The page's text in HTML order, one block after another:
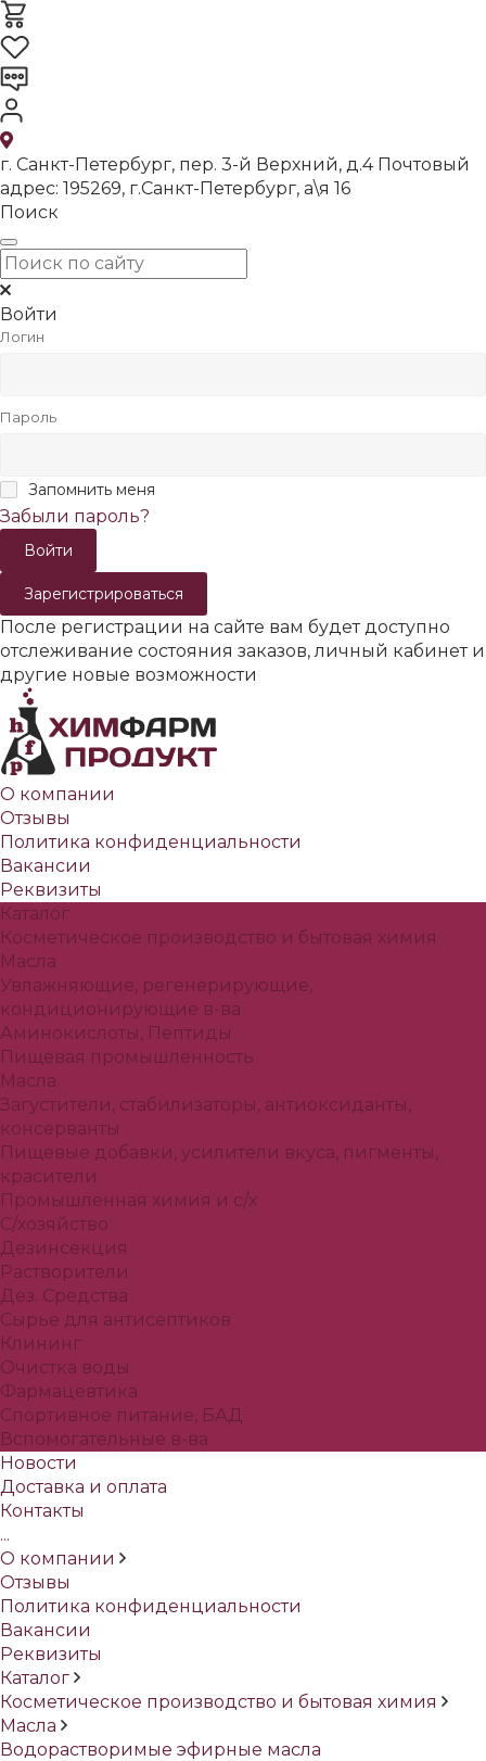
г. Санкт-Петербург, пер. 3-й Верхний, д.4 Почтовый
адрес: 195269, г.Санкт-Петербург, а\я 16
Поиск
Войти
Логин
Пароль
Запомнить меня
Забыли пароль?
Зарегистрироваться
После регистрации на сайте вам будет доступно
отслеживание состояния заказов, личный кабинет и
другие новые возможности
О компании
Отзывы
Политика конфиденциальности
Вакансии
Реквизиты
Каталог
Косметическое производство и бытовая химия
Масла
Увлажняющие, регенерирующие,
кондиционирующие в-ва
Аминокислоты, Пептиды
Пищевая промышленность
Масла
Загустители, стабилизаторы, антиоксиданты,
консерванты
Пищевые добавки, усилители вкуса, пигменты,
красители
Промышленная химия и с/х
С/хозяйство
Дезинсекция
Растворители
Дез. Средства
Сырье для антисептиков
Клининг
Очистка воды
Фармацевтика
Спортивное питание, БАД
Вспомогательные в-ва
Новости
Доставка и оплата
Контакты
...
О компании
Отзывы
Политика конфиденциальности
Вакансии
Реквизиты
Каталог
Косметическое производство и бытовая химия
Масла
Водорастворимые эфирные масла